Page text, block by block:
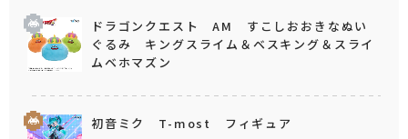
ドラゴンクエスト AM すこしおおきなぬい
ぐるみ キングスライム＆ベスキング＆スライ
ムベホマズン
初音ミク T-most フィギュア